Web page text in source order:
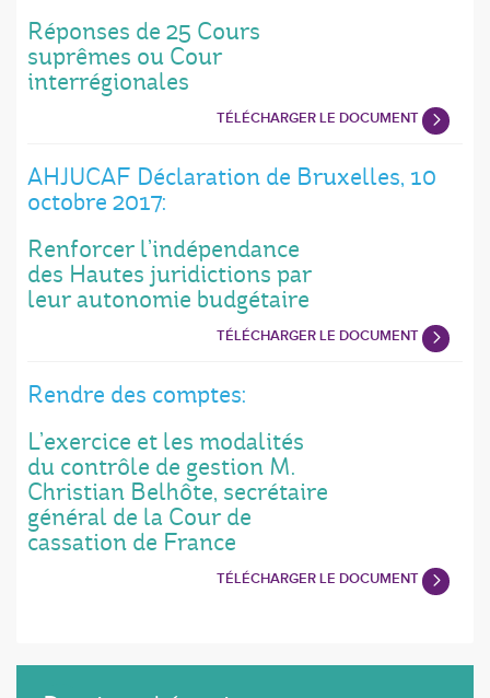
Réponses de 25 Cours
suprêmes ou Cour
interrégionales
TÉLÉCHARGER LE DOCUMENT
AHJUCAF Déclaration de Bruxelles, 10
octobre 2017:
Renforcer l’indépendance
des Hautes juridictions par
leur autonomie budgétaire
TÉLÉCHARGER LE DOCUMENT
Rendre des comptes:
L’exercice et les modalités
du contrôle de gestion M.
Christian Belhôte, secrétaire
général de la Cour de
cassation de France
TÉLÉCHARGER LE DOCUMENT